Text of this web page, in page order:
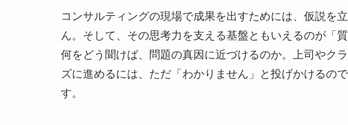
コンサルティングの現場で成果を出すためには、仮説を
ん。そして、その思考力を支える基盤ともいえるのが「質
何をどう聞けば、問題の真因に近づけるのか。上司やク
ズに進めるには、ただ「わかりません」と投げかけるの
す。